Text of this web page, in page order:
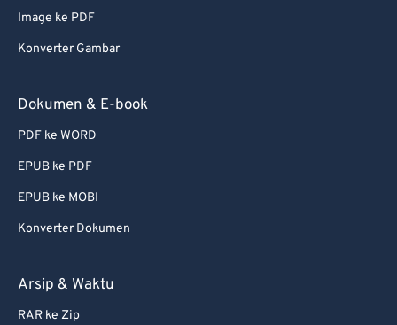
Image ke PDF
Konverter Gambar
Dokumen & E-book
PDF ke WORD
EPUB ke PDF
EPUB ke MOBI
Konverter Dokumen
Arsip & Waktu
RAR ke Zip